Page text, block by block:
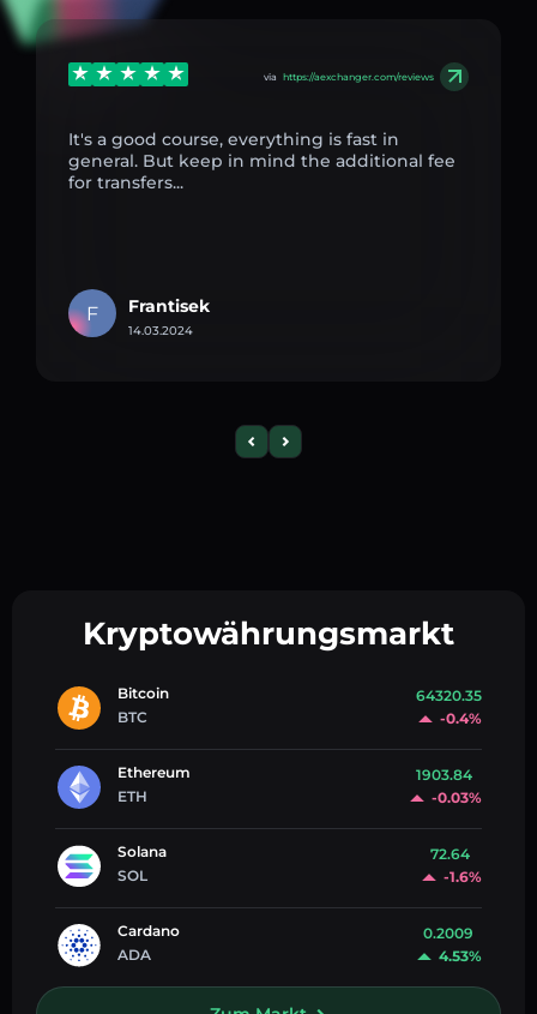
via https://aexchanger.com/reviews
It's a good course, everything is fast in
general. But keep in mind the additional fee
for transfers...
F Frantisek
14.03.2024
Kryptowährungsmarkt
Bitcoin
BTC
64320.35
-0.4%
Ethereum
ETH
1903.84
-0.03%
Solana
SOL
72.64
-1.6%
Cardano
ADA
0.2009
4.53%